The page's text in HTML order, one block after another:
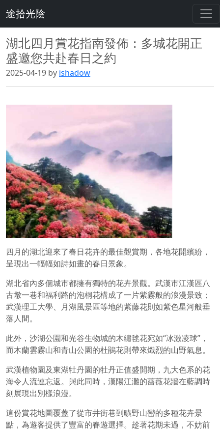
途拾光陰
湖北四月賞花指南發佈：多城花開正
盛邀您共赴春日之約
2025-04-19 by ishadow
四月的湖北迎來了春日花卉的最佳觀賞期，各地花開繽紛，
呈現出一幅幅如詩如畫的春日景象。
湖北省內多個城市都擁有獨特的花卉景觀。武漢市江漢區八
古墩一巷和福利路的泡桐花構成了一片紫霧般的浪漫景致；
武漢理工大學、月湖風景區等地的紫藤花則如紫色星河般垂
落人間。
此外，沙湖公園和光谷生物城的木繡毬花宛如“冰激凌球”，
而木蘭雲霧山和青山公園的杜鵑花則帶來熾烈的山野氣息。
武漢植物園及東湖牡丹園的牡丹正值盛開期，九大色系的花
海令人流連忘返。與此同時，漢陽江灘的薔薇花牆在藍調時
刻展現出別樣浪漫。
這份賞花地圖覆蓋了從市井街巷到曠野山巒的多種花卉景
點，為遊客提供了豐富的春遊選擇。趁著花期未過，不妨前